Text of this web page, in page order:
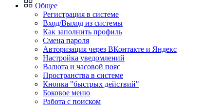
Общее
Регистрация в системе
Вход/Выход из системы
Как заполнить профиль
Смена пароля
Авторизация через ВКонтакте и Яндекс
Настройка уведомлений
Валюта и часовой пояс
Пространства в системе
Кнопка "быстрых действий"
Боковое меню
Работа с поиском